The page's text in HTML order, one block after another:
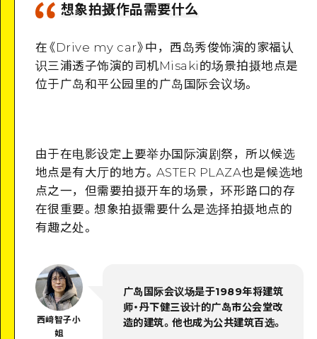
想象拍摄作品需要什么
在 《Drive my car》 中，西岛秀俊饰演的家福认
识三浦透子饰演的司机Misaki的场景拍摄地点是
位于广岛和平公园里的广岛国际会议场。
由于在电影设定上要举办国际演剧祭，所以候选
地点是有大厅的地方。ASTER PLAZA也是候选地
点之一，但需要拍摄开车的场景，环形路口的存
在很重要。想象拍摄需要什么是选择拍摄地点的
有趣之处。
西﨑智子小
姐
广岛国际会议场是于1989年将建筑
师・丹下健三设计的广岛市公会堂改
造的建筑。他也成为公共建筑百选。